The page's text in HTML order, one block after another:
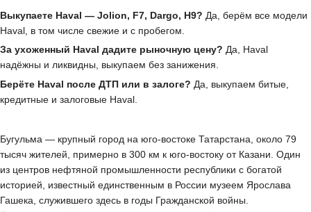
Выкупаете Haval — Jolion, F7, Dargo, H9? Да, берём все модели
Haval, в том числе свежие и с пробегом.
За ухоженный Haval дадите рыночную цену? Да, Haval
надёжны и ликвидны, выкупаем без занижения.
Берёте Haval после ДТП или в залоге? Да, выкупаем битые,
кредитные и залоговые Haval.
Бугульма — крупный город на юго-востоке Татарстана, около 79
тысяч жителей, примерно в 300 км к юго-востоку от Казани. Один
из центров нефтяной промышленности республики с богатой
историей, известный единственным в России музеем Ярослава
Гашека, служившего здесь в годы Гражданской войны.